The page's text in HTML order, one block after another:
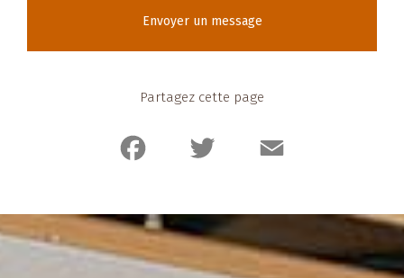
Envoyer un message
Partagez cette page